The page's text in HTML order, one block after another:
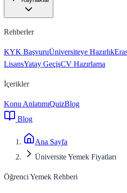
Rehberler
KYK BaşvuruÜniversiteye Hazırlık
LisansYatay GeçişCV Hazırlama
İçerikler
Konu AnlatımıQuizBlog
Blog
Ana Sayfa
Üniversite Yemek Fiyatları
Öğrenci Yemek Rehberi